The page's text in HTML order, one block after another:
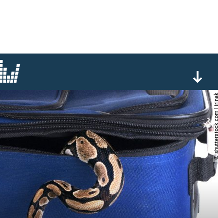
© shutterstock.com | irinak